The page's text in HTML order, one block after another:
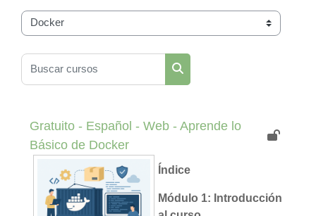
Categorías
Buscar cursos
Buscar cursos
Gratuito - Español - Web - Aprende lo
Básico de Docker
Índice
Módulo 1: Introducción